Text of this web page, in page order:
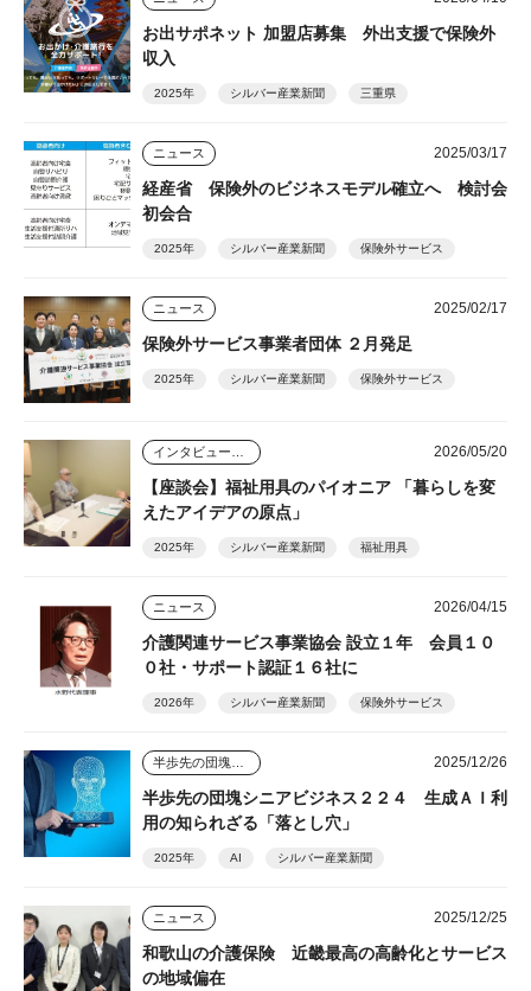
お出サポネット 加盟店募集 外出支援で保険外
収入
2025年 シルバー産業新聞 三重県
ニュース 2025/03/17
経産省 保険外のビジネスモデル確立へ 検討会
初会合
2025年 シルバー産業新聞 保険外サービス
ニュース 2025/02/17
保険外サービス事業者団体 ２月発足
2025年 シルバー産業新聞 保険外サービス
2026/05/20
【座談会】福祉用具のパイオニア 「暮らしを変
えたアイデアの原点」
2025年 シルバー産業新聞 福祉用具
ニュース 2026/04/15
介護関連サービス事業協会 設立１年 会員１０
０社・サポート認証１６社に
2026年 シルバー産業新聞 保険外サービス
2025/12/26
半歩先の団塊シニアビジネス２２４ 生成ＡＩ利
用の知られざる「落とし穴」
2025年 AI シルバー産業新聞
ニュース 2025/12/25
和歌山の介護保険 近畿最高の高齢化とサービス
の地域偏在